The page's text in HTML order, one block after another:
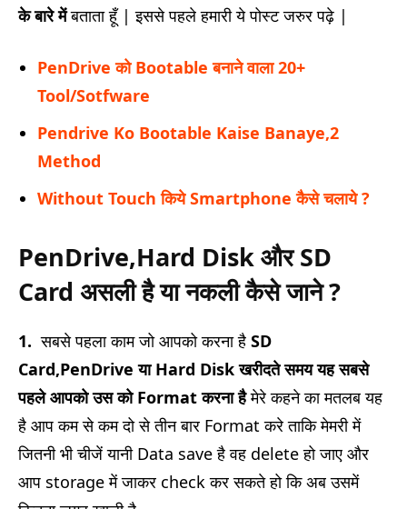
के बारे मेंबताता हूँ | इससे पहले हमारी ये पोस्ट जरुर पढ़े |
PenDrive को Bootable बनाने वाला 20+
Tool/Sotfware
Pendrive Ko Bootable Kaise Banaye,2
Method
Without Touch किये Smartphone कैसे चलाये ?
PenDrive,Hard Disk और SD
Card असली है या नकली कैसे जाने ?
1. सबसे पहला काम जो आपको करना है SD
Card,PenDrive या Hard Disk खरीदते समय यह सबसे
पहले आपको उस को Format करना हैमेरे कहने का मतलब यह
है आप कम से कम दो से तीन बार Format करे ताकि मेमरी में
जितनी भी चीजें यानी Data save है वह delete हो जाए और
आप storage में जाकर check कर सकते हो कि अब उसमें